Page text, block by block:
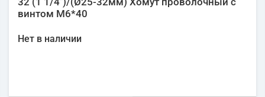
винтом М6*40
Нет в наличии